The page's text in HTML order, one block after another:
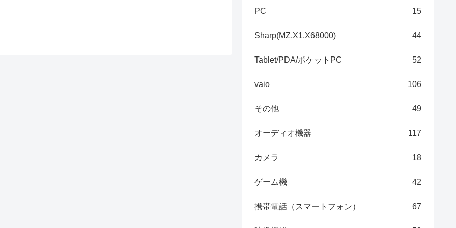
PC 15
Sharp(MZ,X1,X68000) 44
Tablet/PDA/ポケットPC 52
vaio 106
その他 49
オーディオ機器 117
カメラ 18
ゲーム機 42
携帯電話（スマートフォン） 67